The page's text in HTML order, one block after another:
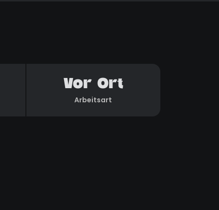
Vor Ort
Arbeitsart